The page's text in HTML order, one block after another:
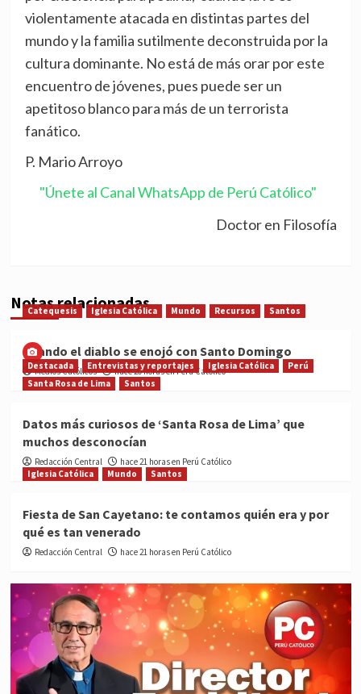
violentamente atacada en distintas partes del
mundo y la familia sutilmente deconstruida por la
cultura dominante. No está de más orar por este
encuentro de jóvenes, pues puede ser un
apetitoso blanco para más de un terrorista
fanático.
P. Mario Arroyo
"Únete al Canal WhatsApp de Perú Católico"
Doctor en Filosofía
Notas relacionadas
Catequesis Iglesia Católica Mundo Recursos Santos
Cuando el diablo se enojó con Santo Domingo
Medios Católicos hace 20 horas en Perú Católico
Destacada Entrevistas y reportajes Iglesia Católica
Perú
Santa Rosa de Lima
Santos
Datos más curiosos de ‘Santa Rosa de Lima’ que
muchos desconocían
Redacción Central
hace 21 horas en Perú Católico
Iglesia Católica
Mundo Santos
Fiesta de San Cayetano: te contamos quién era y por
qué es tan venerado
Redacción Central hace 21 horas en Perú Católico